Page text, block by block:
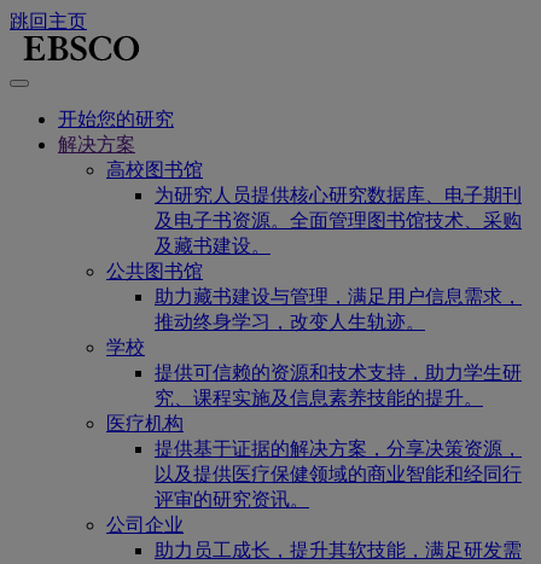
跳回主页
开始您的研究
解决方案
高校图书馆
为研究人员提供核心研究数据库、电子期刊
及电子书资源。全面管理图书馆技术、采购
及藏书建设。
公共图书馆
助力藏书建设与管理，满足用户信息需求，
推动终身学习，改变人生轨迹。
学校
提供可信赖的资源和技术支持，助力学生研
究、课程实施及信息素养技能的提升。
医疗机构
提供基于证据的解决方案，分享决策资源，
以及提供医疗保健领域的商业智能和经同行
评审的研究资讯。
公司企业
助力员工成长，提升其软技能，满足研发需